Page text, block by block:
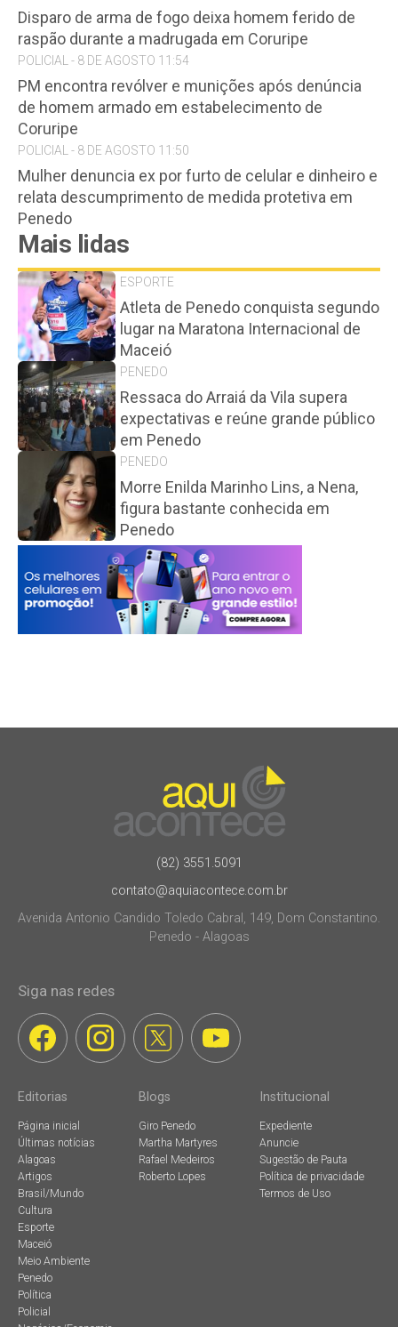
Disparo de arma de fogo deixa homem ferido de
raspão durante a madrugada em Coruripe
POLICIAL - 8 DE AGOSTO 11:54
PM encontra revólver e munições após denúncia
de homem armado em estabelecimento de
Coruripe
POLICIAL - 8 DE AGOSTO 11:50
Mulher denuncia ex por furto de celular e dinheiro e
relata descumprimento de medida protetiva em
Penedo
Mais lidas
ESPORTE
Atleta de Penedo conquista segundo
lugar na Maratona Internacional de
Maceió
PENEDO
Ressaca do Arraiá da Vila supera
expectativas e reúne grande público
em Penedo
PENEDO
Morre Enilda Marinho Lins, a Nena,
figura bastante conhecida em
Penedo
(82) 3551.5091
contato@aquiacontece.com.br
Avenida Antonio Candido Toledo Cabral, 149, Dom Constantino.
Penedo - Alagoas
Siga nas redes
Editorias
Página inicial
Últimas notícias
Alagoas
Artigos
Brasil/Mundo
Cultura
Esporte
Maceió
Meio Ambiente
Penedo
Política
Policial
Blogs
Giro Penedo
Martha Martyres
Rafael Medeiros
Roberto Lopes
Institucional
Expediente
Anuncie
Sugestão de Pauta
Política de privacidade
Termos de Uso